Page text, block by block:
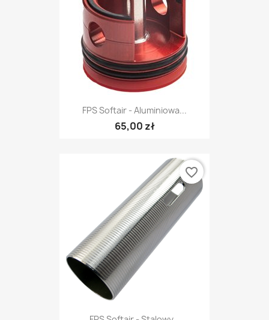
FPS Softair - Aluminiowa...
65,00 zł
favorite_border